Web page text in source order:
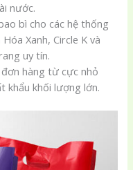
nước.
bì cho các hệ thống
Xanh, Circle K và
uy tín.
hàng từ cực nhỏ
khẩu khối lượng lớn.